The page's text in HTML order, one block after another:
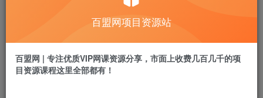
盟币 9.9
百盟网项目资源站
百盟网 | 专注优质VIP网课资源分享，市面上收费几百几千的项
目资源课程这里全部都有！